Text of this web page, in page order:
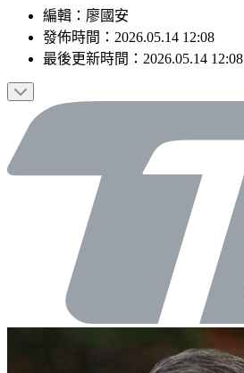
編輯 ： 廖國安
發佈時間： 2026.05.14 12:08
最後更新時間： 2026.05.14 12:08